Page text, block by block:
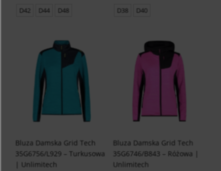
D42 D44 D48 D38 D40
Bluza Damska Grid Tech
35G6756/L929 – Turkusowa
| Unlimitech
Bluza Damska Grid Tech
35G6746/B843 – Różowa |
Unlimitech